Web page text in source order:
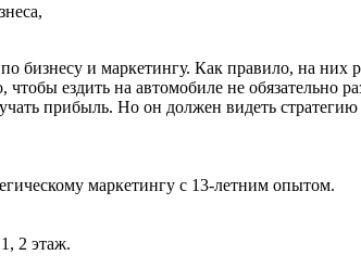
и маркетингу. Как правило, на них
ездить на автомобиле не обязательно
прибыль. Но он должен видеть
маркетингу с 13-летним опытом.
2 этаж.